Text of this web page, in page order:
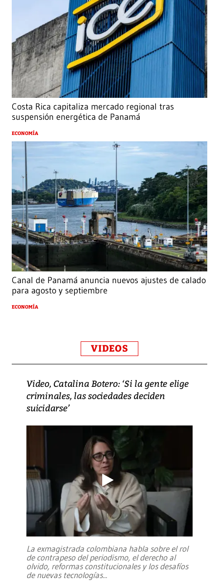
Costa Rica capitaliza mercado regional tras
suspensión energética de Panamá
ECONOMÍA
Canal de Panamá anuncia nuevos ajustes de calado
para agosto y septiembre
ECONOMÍA
VIDEOS
Video, Catalina Botero: ‘Si la gente elige
criminales, las sociedades deciden
suicidarse’
La exmagistrada colombiana habla sobre el rol
de contrapeso del periodismo, el derecho al
olvido, reformas constitucionales y los desafíos
de nuevas tecnologías...